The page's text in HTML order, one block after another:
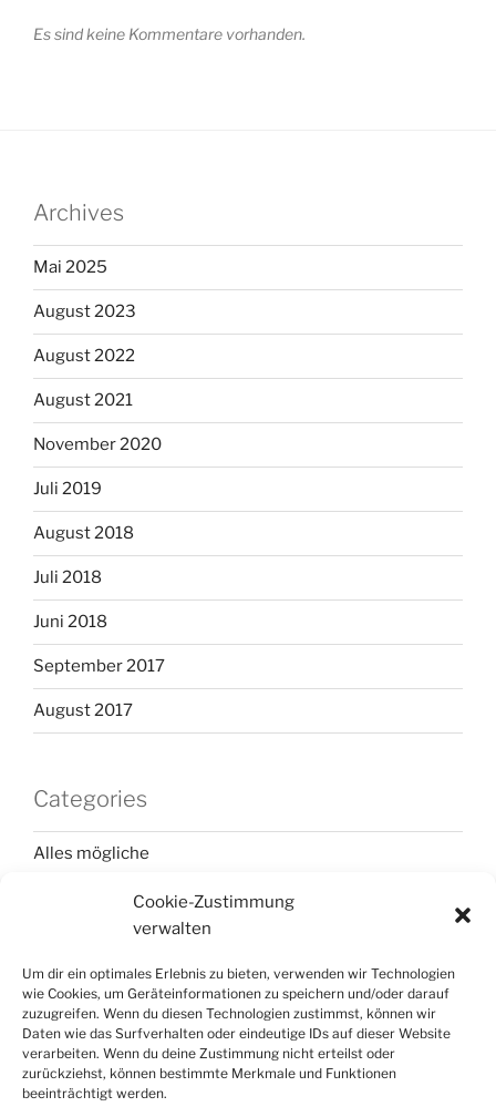
Cookie-Zustimmung
verwalten
Um dir ein optimales Erlebnis zu bieten, verwenden wir Technologien
wie Cookies, um Geräteinformationen zu speichern und/oder darauf
zuzugreifen. Wenn du diesen Technologien zustimmst, können wir
Daten wie das Surfverhalten oder eindeutige IDs auf dieser Website
verarbeiten. Wenn du deine Zustimmung nicht erteilst oder
zurückziehst, können bestimmte Merkmale und Funktionen
beeinträchtigt werden.
Es sind keine Kommentare vorhanden.
Archives
Mai 2025
August 2023
August 2022
August 2021
November 2020
Juli 2019
August 2018
Juli 2018
Juni 2018
September 2017
August 2017
Categories
Alles mögliche
Elternzeitreise 2018
Italien
Korsika
Portugal